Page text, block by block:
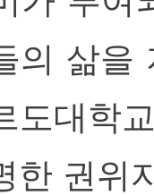
의 삶을
도대학
한 권위